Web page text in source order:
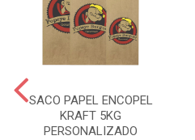
SACO PAPEL ENCOPEL
KRAFT 5KG
PERSONALIZADO